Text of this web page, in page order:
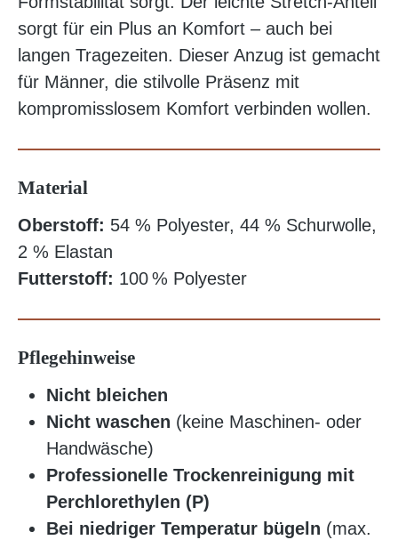
sorgt für ein Plus an Komfort – auch bei
langen Tragezeiten. Dieser Anzug ist gemacht
für Männer, die stilvolle Präsenz mit
kompromisslosem Komfort verbinden wollen.
Material
Oberstoff: 54 % Polyester, 44 % Schurwolle,
2 % Elastan
Futterstoff: 100 % Polyester
Pflegehinweise
Nicht bleichen
Nicht waschen (keine Maschinen- oder
Handwäsche)
Professionelle Trockenreinigung mit
Perchlorethylen (P)
Bei niedriger Temperatur bügeln (max.